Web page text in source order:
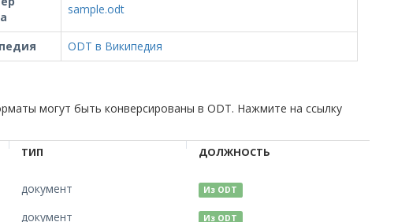
sample.odt
ODT в Википедия
могут быть конверсированы в ODT. Нажмите на ссылку
ТИП ДОЛЖНОСТЬ
документ Из ODT
документ Из ODT